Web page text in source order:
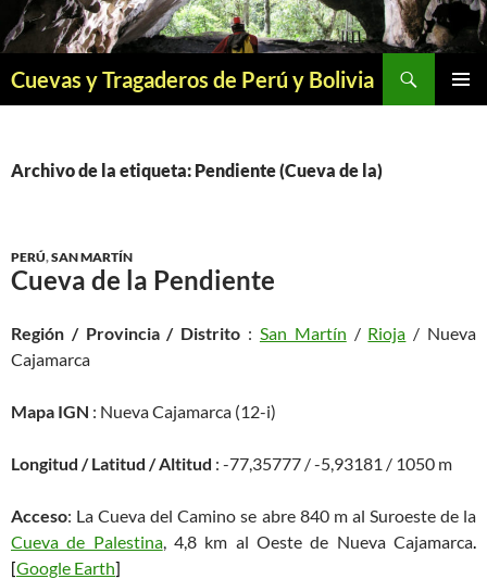
Saltar
al
Cuevas y Tragaderos de Perú y Bolivia
Archivo de la etiqueta: Pendiente (Cueva de la)
PERÚ,SAN MARTÍN
Cueva de la Pendiente
Región / Provincia / Distrito : San Martín / Rioja / Nueva
Cajamarca
Mapa IGN : Nueva Cajamarca (12-i)
Longitud / Latitud / Altitud : -77,35777 / -5,93181 / 1050 m
Acceso: La Cueva del Camino se abre 840 m al Suroeste de la
Cueva de Palestina, 4,8 km al Oeste de Nueva Cajamarca.
[Google Earth]